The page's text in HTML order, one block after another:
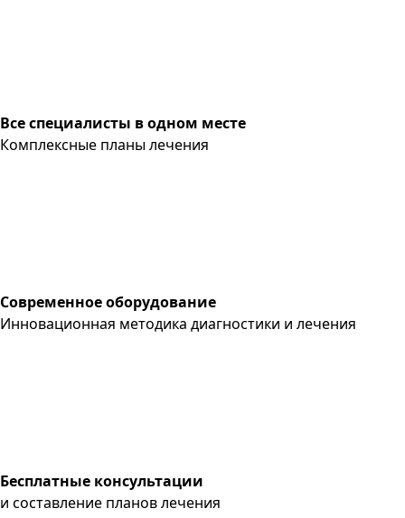
Все специалисты в одном месте
Комплексные планы лечения
Современное оборудование
Инновационная методика диагностики и лечения
Бесплатные консультации
и составление планов лечения